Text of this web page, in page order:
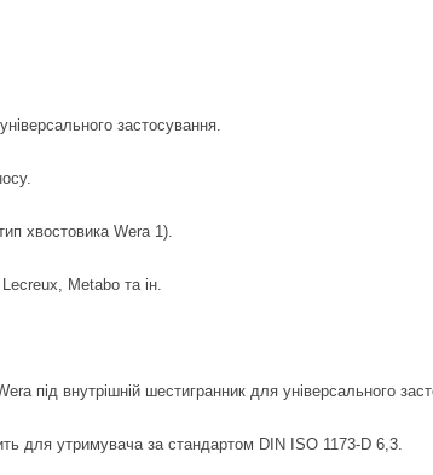
застосування.
хвостовика Wera 1).
Metabo та ін.
під внутрішній шестигранник для універсального
для утримувача за стандартом DIN ISO 1173-D 6,3.